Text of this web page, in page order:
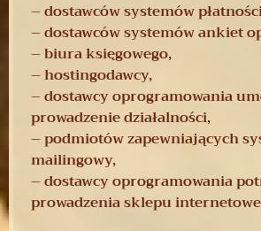
– dostawców systemów
– dostawców systemów ankiet
– biura księgowego,
– hostingodawcy,
– dostawcy oprogramowania
prowadzenie działalności,
– podmiotów zapewniających
mailingowy,
– dostawcy oprogramowania
prowadzenia sklepu